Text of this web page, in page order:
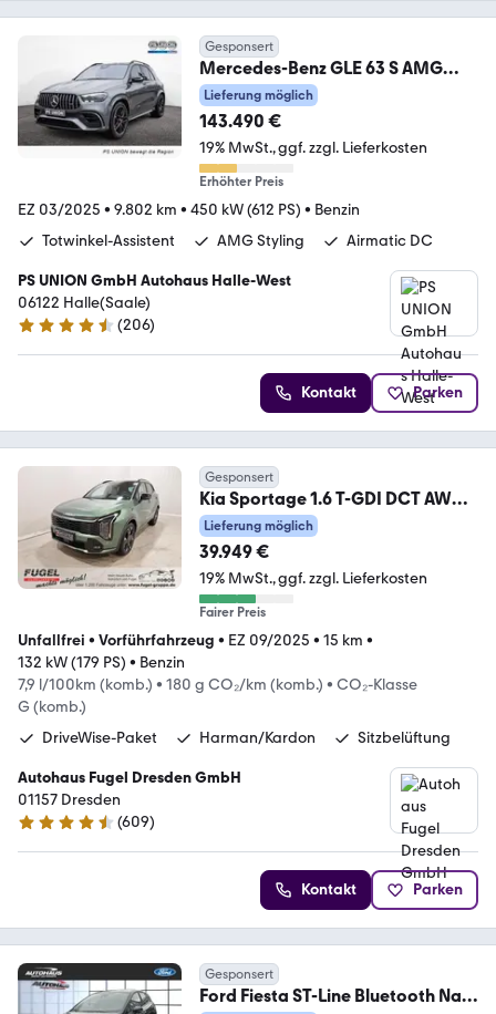
Gesponsert
Mercedes-Benz GLE 63 S AMG
4Matic+ HUD STANDHZ LED PANO
360°
Lieferung möglich
143.490 €
19% MwSt. ggf. zzgl. Lieferkosten
Erhöhter Preis
EZ 03/2025 • 9.802 km • 450 kW (612 PS) • Benzin
Totwinkel-Assistent
AMG Styling Airmatic DC
PS UNION GmbH Autohaus Halle-West
06122 Halle(Saale)
4.3 Sterne
(206)
Kontakt Parken
Gesponsert
Kia Sportage 1.6 T-GDI DCT AWD
GT-Line Drive|Sound|L
Lieferung möglich
39.949 €
19% MwSt. ggf. zzgl. Lieferkosten
Fairer Preis
Unfallfrei • Vorführfahrzeug • EZ 09/2025 • 15 km •
132 kW (179 PS) • Benzin
7,9 l/100km (komb.) • 180 g CO₂/km (komb.) • CO₂-Klasse
G (komb.)
DriveWise-Paket
Harman/Kardon Sitzbelüftung
Autohaus Fugel Dresden GmbH
01157 Dresden
4.6 Sterne
(609)
Kontakt Parken
Gesponsert
Ford Fiesta ST-Line Bluetooth Navi